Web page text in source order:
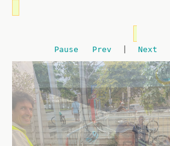
Pause Prev Next